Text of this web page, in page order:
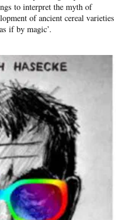
to interpret the myth of
of ancient cereal varieties
if by magic’.